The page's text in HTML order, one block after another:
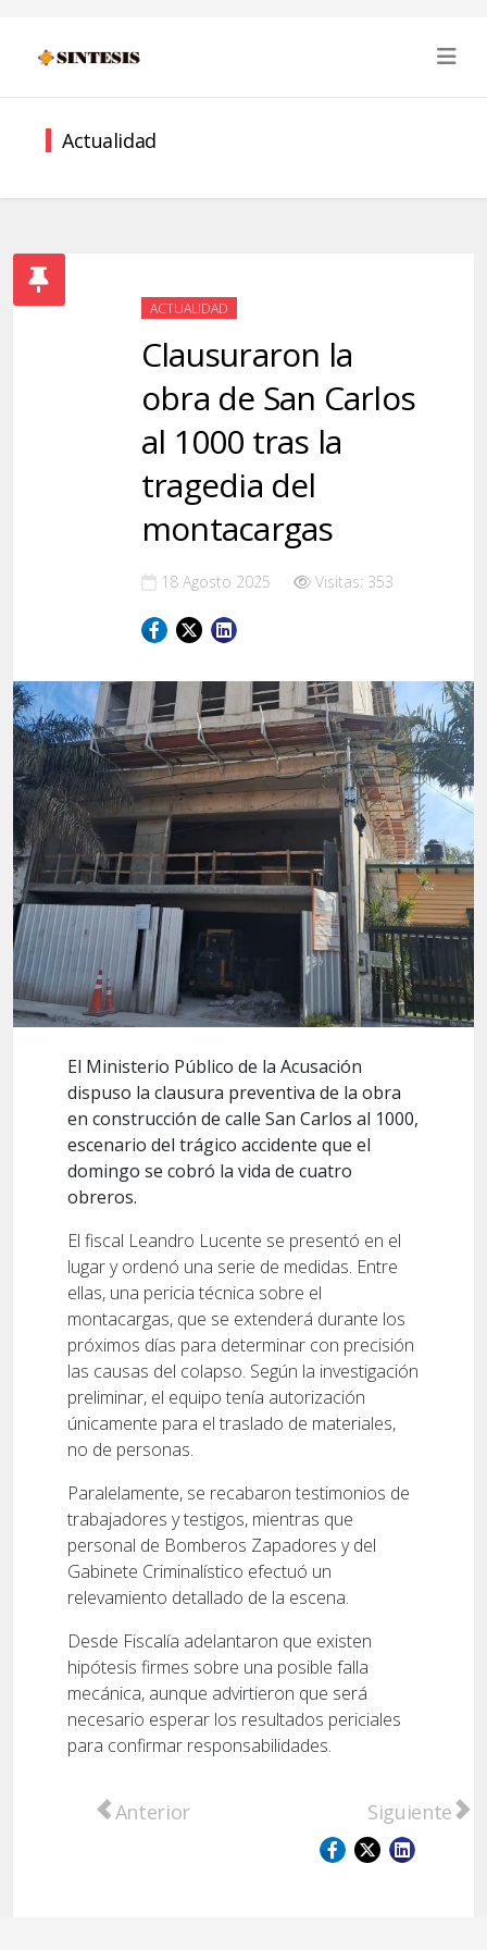
Actualidad
ACTUALIDAD
Clausuraron la
obra de San Carlos
al 1000 tras la
tragedia del
montacargas
18 Agosto 2025 Visitas: 353
El Ministerio Público de la Acusación
dispuso la clausura preventiva de la obra
en construcción de calle San Carlos al 1000,
escenario del trágico accidente que el
domingo se cobró la vida de cuatro
obreros.
El fiscal Leandro Lucente se presentó en el
lugar y ordenó una serie de medidas. Entre
ellas, una pericia técnica sobre el
montacargas, que se extenderá durante los
próximos días para determinar con precisión
las causas del colapso. Según la investigación
preliminar, el equipo tenía autorización
únicamente para el traslado de materiales,
no de personas.
Paralelamente, se recabaron testimonios de
trabajadores y testigos, mientras que
personal de Bomberos Zapadores y del
Gabinete Criminalístico efectuó un
relevamiento detallado de la escena.
Desde Fiscalía adelantaron que existen
hipótesis firmes sobre una posible falla
mecánica, aunque advirtieron que será
necesario esperar los resultados periciales
para confirmar responsabilidades.
Artículo anterior: Rapuzzi sobre la
Anterior Artículo
Siguiente